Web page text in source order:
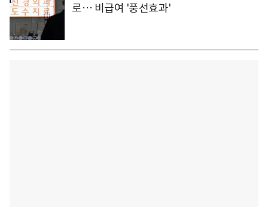
로… 비급여 '풍선효과'